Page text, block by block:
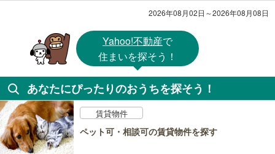
2026年08月02日～2026年08月08日
Yahoo!不動産で
住まいを探そう！
あなたにぴったりのおうちを探そう！
賃貸物件
ペット可・相談可の賃貸物件を探す